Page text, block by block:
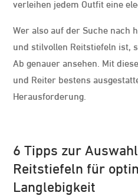
verleihen jedem Outfit eine
Wer also auf der Suche nach
und stilvollen Reitstiefeln ist,
Ab genauer ansehen. Mit
und Reiter bestens
Herausforderung.
6 Tipps zur
Reitstiefeln für
Langlebigkeit